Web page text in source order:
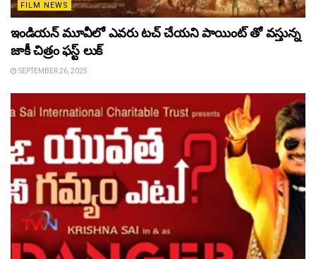
FILM NEWS
ఇండియన్ మూవీలో ఎవరు టచ్ చేయని పాయింట్ తో వస్తున్న
జాకీ చిత్రం ఫస్ట్ లుక్
SEPTEMBER 26, 2025